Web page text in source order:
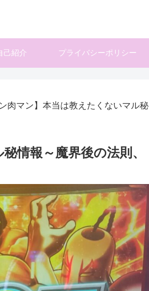
己紹介 プライバシーポリシー
ン肉マン】本当は教えたくないマル秘
情報～魔界後の法則、